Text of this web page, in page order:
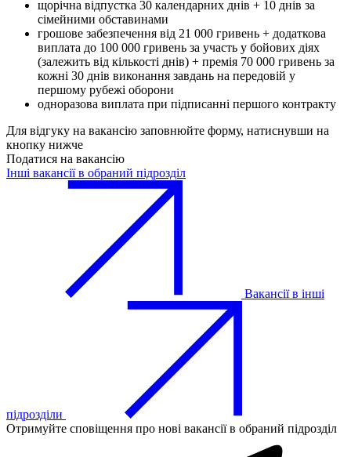
щорічна відпустка 30 календарних днів + 10 днів за
сімейними обставинами
грошове забезпечення від 21 000 гривень + додаткова
виплата до 100 000 гривень за участь у бойових діях
(залежить від кількості днів) + премія 70 000 гривень за
кожні 30 днів виконання завдань на передовій у
першому рубежі оборони
одноразова виплата при підписанні першого контракту
Для відгуку на вакансію заповнюйте форму, натиснувши на
кнопку нижче
Податися на вакансію
Інші вакансії в обраний підрозділ
Вакансії в інші
підрозділи
Отримуйте сповіщення про нові вакансії в обраний підрозділ